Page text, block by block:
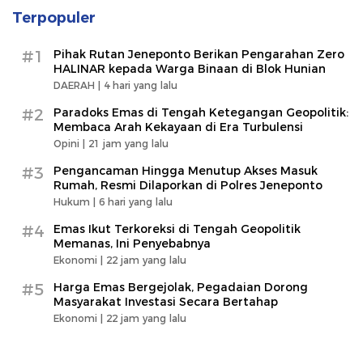
Terpopuler
#1
Pihak Rutan Jeneponto Berikan Pengarahan Zero
HALINAR kepada Warga Binaan di Blok Hunian
DAERAH | 4 hari yang lalu
#2
Paradoks Emas di Tengah Ketegangan Geopolitik:
Membaca Arah Kekayaan di Era Turbulensi
Opini | 21 jam yang lalu
#3
Pengancaman Hingga Menutup Akses Masuk
Rumah, Resmi Dilaporkan di Polres Jeneponto
Hukum | 6 hari yang lalu
#4
Emas Ikut Terkoreksi di Tengah Geopolitik
Memanas, Ini Penyebabnya
Ekonomi | 22 jam yang lalu
#5
Harga Emas Bergejolak, Pegadaian Dorong
Masyarakat Investasi Secara Bertahap
Ekonomi | 22 jam yang lalu